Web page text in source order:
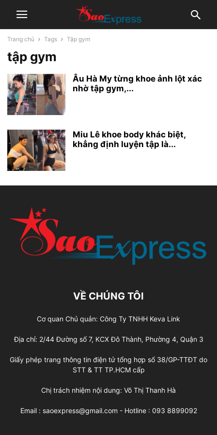
Trang chủ Tags Tập gym
tập gym
Âu Hà My từng khoe ảnh lột xác
nhờ tập gym,...
Miu Lê khoe body khác biệt,
khẳng định luyện tập là...
VỀ CHÚNG TÔI
Cơ quan Chủ quản: Công Ty TNHH Keva Link
Địa chỉ: 2/44 Đường số 7, KCX Đô Thành, Phường 4, Quận 3
Giấy phép trang thông tin điện tử tổng hợp số 38/GP-TTĐT do
STT & TT TP.HCM cấp
Chị trách nhiệm nội dung: Võ Thị Thanh Hà
Email : saoexpress@gmail.com - Hotline : 093 8899092